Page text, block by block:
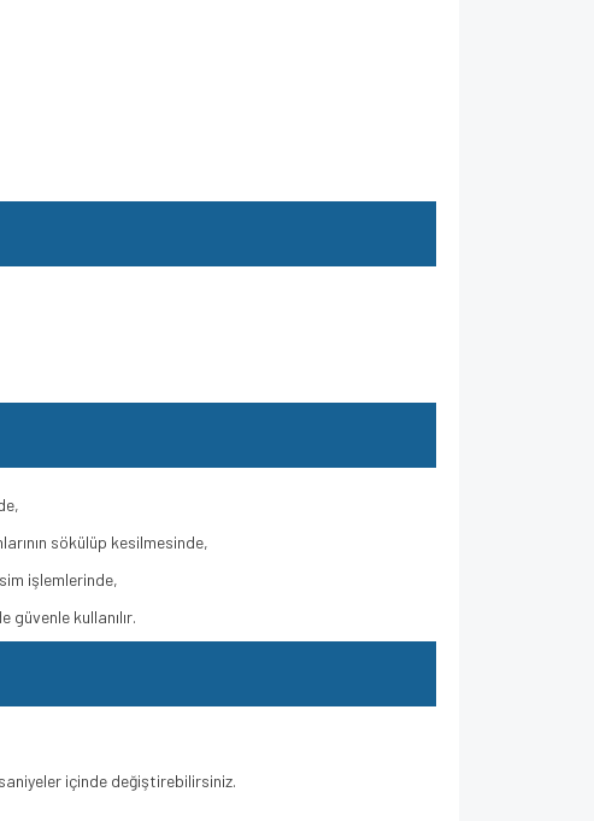
sökülüp kesilmesinde,
işlemlerinde,
kullanılır.
içinde değiştirebilirsiniz.